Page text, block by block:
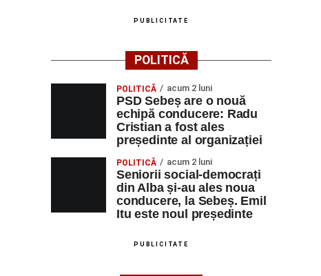
PUBLICITATE
POLITICĂ
POLITICĂ acum 2 luni
PSD Sebeș are o nouă
echipă conducere: Radu
Cristian a fost ales
președinte al organizației
POLITICĂ acum 2 luni
Seniorii social-democrați
din Alba și-au ales noua
conducere, la Sebeș. Emil
Itu este noul președinte
PUBLICITATE